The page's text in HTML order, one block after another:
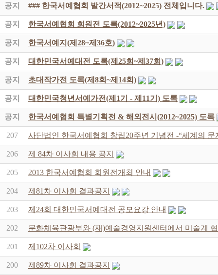
공지 ### 한국서예협회 발간서적(2012~2025) 전체입니다.
공지 한국서예협회 회원전 도록(2012~2025년)
공지 한국서예지(제28~제36호)
공지 대한민국서예대전 도록(제25회~제37회)
공지 초대작가전 도록(제8회~제14회)
공지 대한민국청년서예가전(제1기 - 제11기) 도록
공지 한국서예협회 특별기획전 & 해외전시(2012~2025) 도록
207 사단법인 한국서예협회 창립20주년 기념전 -“세계의 문
206 제 84차 이사회 내용 공지
205 2013 한국서예협회 회원전개최 안내
204 제81차 이사회 결과공지
203 제24회 대한민국서예대전 공모요강 안내
202 문화체육관광부와 (재)예술경영지원센터에서 미술계
201 제102차 이사회
200 제89차 이사회 결과공지